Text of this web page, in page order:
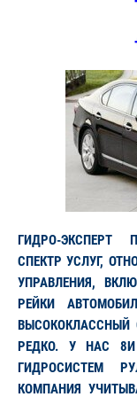
ГИДРО-ЭКСПЕРТ
СПЕКТР УСЛУГ,
УПРАВЛЕНИЯ,
РЕЙКИ
ВЫСОКОКЛАССНЫЙ
РЕДКО. У НАС
ГИДРОСИСТЕМ
КОМПАНИЯ